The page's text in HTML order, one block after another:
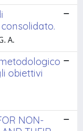
A.
obiettivi
NON-